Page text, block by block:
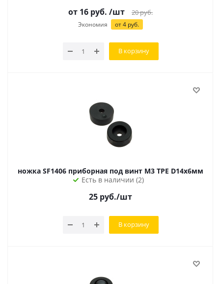
от 16 руб. /шт 20руб.
Экономия от4 руб.
В корзину
ножка SF1406 приборная под винт M3 TPE D14х6мм
Есть в наличии (2)
25 руб./шт
В корзину